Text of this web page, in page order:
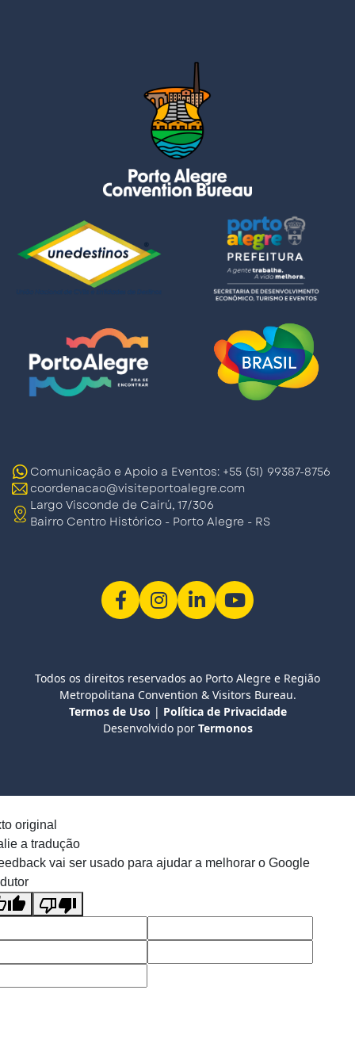
Comunicação e Apoio a Eventos: +55 (51) 99387-8756
coordenacao@visiteportoalegre.com
Largo Visconde de Cairú, 17/306
Bairro Centro Histórico - Porto Alegre - RS
Todos os direitos reservados ao Porto Alegre e Região
Metropolitana Convention & Visitors Bureau.
Termos de Uso | Política de Privacidade
Desenvolvido por Termonos
original
a tradução
vai ser usado para ajudar a melhorar o Google